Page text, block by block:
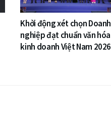
Khởi động xét chọn Doanh
nghiệp đạt chuẩn văn hóa
kinh doanh Việt Nam 2026